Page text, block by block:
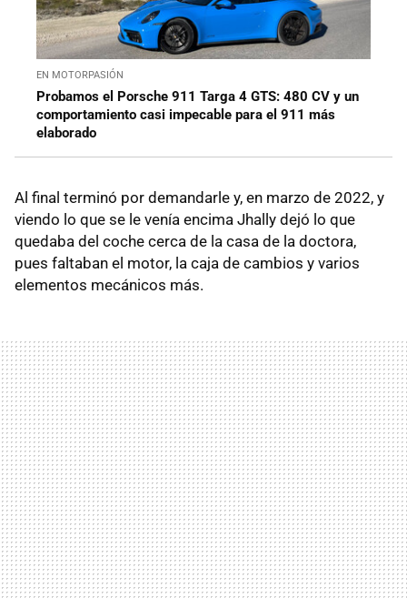
EN MOTORPASIÓN
Probamos el Porsche 911 Targa 4 GTS: 480 CV y un
comportamiento casi impecable para el 911 más
elaborado
Al final terminó por demandarle y, en marzo de 2022, y
viendo lo que se le venía encima Jhally dejó lo que
quedaba del coche cerca de la casa de la doctora,
pues faltaban el motor, la caja de cambios y varios
elementos mecánicos más.